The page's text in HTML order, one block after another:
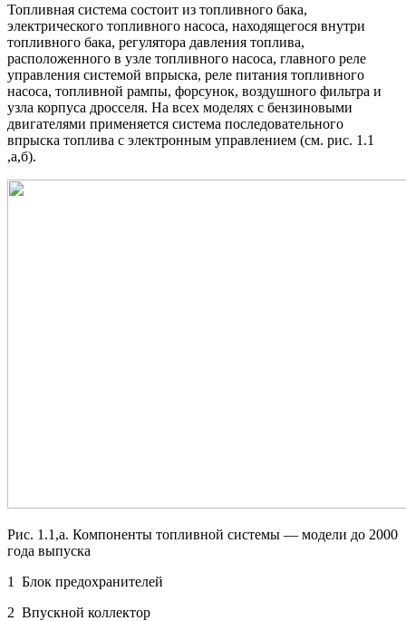
Топливная система состоит из топливного бака,
электрического топливного насоса, находящегося внутри
топливного бака, регулятора давления топлива,
расположенного в узле топливного насоса, главного реле
управления системой впрыска, реле питания топливного
насоса, топливной рампы, форсунок, воздушного фильтра и
узла корпуса дросселя. На всех моделях с бензиновыми
двигателями применяется система последовательного
впрыска топлива с электронным управлением (см. рис. 1.1
,а,б).
Рис. 1.1,а. Компоненты топливной системы — модели до 2000
года выпуска
1 Блок предохранителей
2 Впускной коллектор